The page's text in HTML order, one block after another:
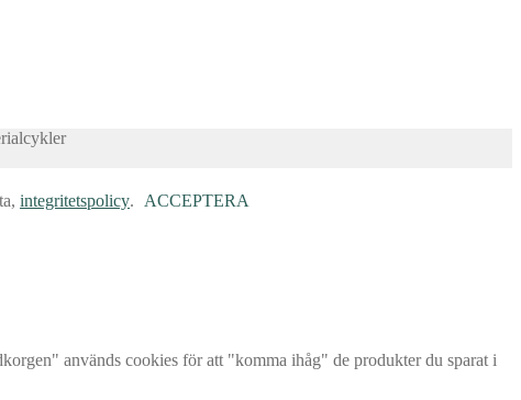
integritetspolicy. ACCEPTERA
används cookies för att "komma ihåg" de produkter du sparat i